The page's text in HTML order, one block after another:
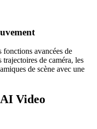
avancées de
de caméra, les
de scène avec une
Video